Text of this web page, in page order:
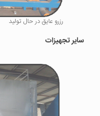
رزرو عایق در حال تولید
سایر تجهیزات